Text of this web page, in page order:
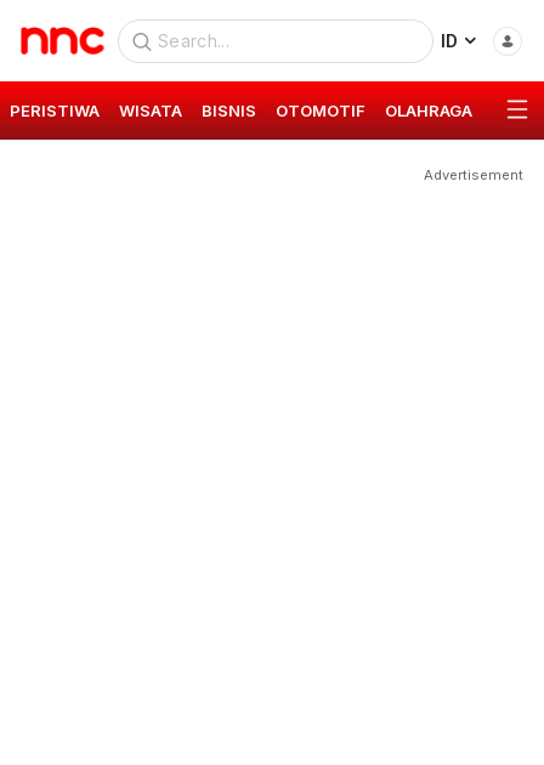
ID
PERISTIWA WISATA BISNIS OTOMOTIF OLAHRAGA GAYA
Advertisement